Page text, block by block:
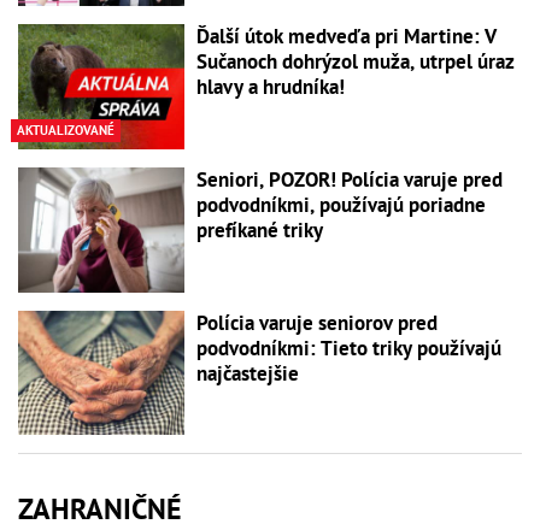
AKTUALIZOVANÉ
Ďalší útok medveďa pri Martine: V
Sučanoch dohrýzol muža, utrpel úraz
hlavy a hrudníka!
Seniori, POZOR! Polícia varuje pred
podvodníkmi, používajú poriadne
prefíkané triky
Polícia varuje seniorov pred
podvodníkmi: Tieto triky používajú
najčastejšie
ZAHRANIČNÉ